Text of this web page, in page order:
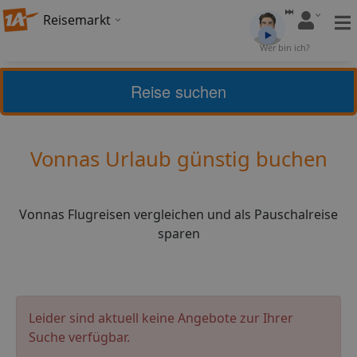
Reisemarkt
Wer bin ich?
Frankreich Vonnas
3,92(25) Bewerten
Vonnas Urlaub günstig buchen
Vonnas Flugreisen vergleichen und als Pauschalreise
sparen
Reise suchen
Leider sind aktuell keine Angebote zur Ihrer
Suche verfügbar.